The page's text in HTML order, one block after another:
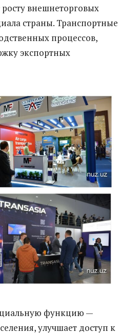
внешнеторговых
страны. Транспортные
процессов,
экспортных
функцию —
улучшает доступ к